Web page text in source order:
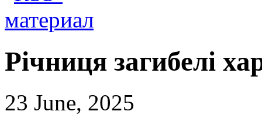
Річниця загибелі
23 June, 2025